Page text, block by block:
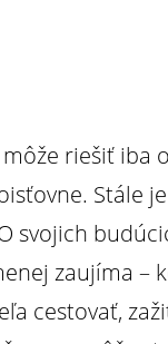
riešiť iba
Stále
svojich
zaujíma –
cestovať,